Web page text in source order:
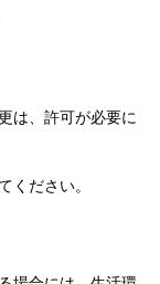
は、許可が必要に
ください。